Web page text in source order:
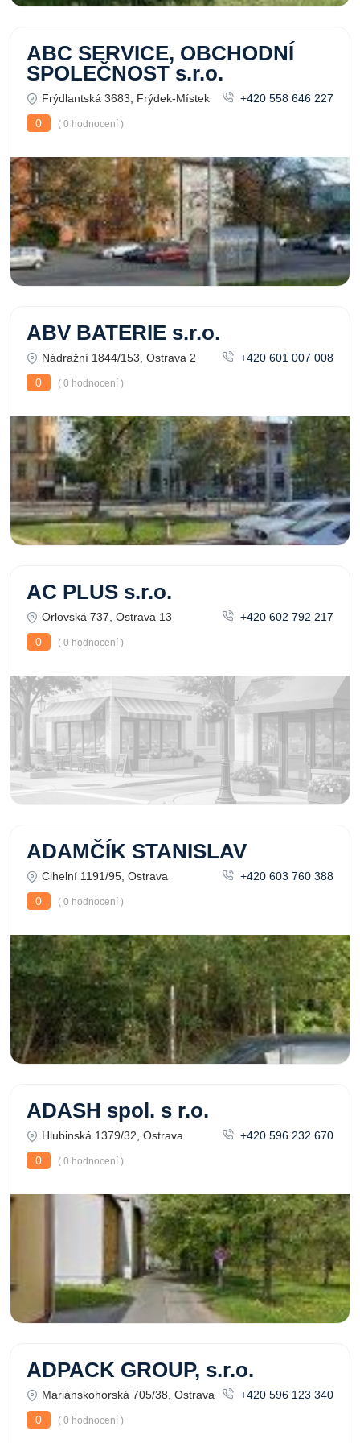
ABC SERVICE, OBCHODNÍ
SPOLEČNOST s.r.o.
Frýdlantská 3683, Frýdek-Místek
+420 558 646 227
0
( 0 hodnocení )
ABV BATERIE s.r.o.
Nádražní 1844/153, Ostrava 2
+420 601 007 008
0
( 0 hodnocení )
AC PLUS s.r.o.
Orlovská 737, Ostrava 13
+420 602 792 217
0
( 0 hodnocení )
ADAMČÍK STANISLAV
Cihelní 1191/95, Ostrava
+420 603 760 388
0
( 0 hodnocení )
ADASH spol. s r.o.
Hlubinská 1379/32, Ostrava
+420 596 232 670
0
( 0 hodnocení )
ADPACK GROUP, s.r.o.
Mariánskohorská 705/38, Ostrava
+420 596 123 340
0
( 0 hodnocení )